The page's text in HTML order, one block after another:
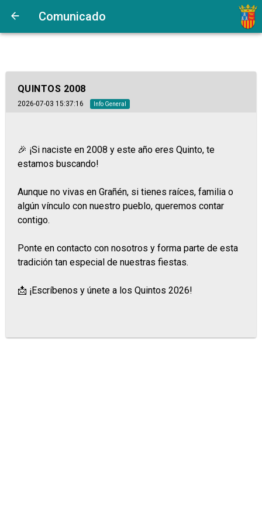
Comunicado
QUINTOS 2008
2026-07-03 15:37:16 Info General
🎉 ¡Si naciste en 2008 y este año eres Quinto, te
estamos buscando!
Aunque no vivas en Grañén, si tienes raíces, familia o
algún vínculo con nuestro pueblo, queremos contar
contigo.
Ponte en contacto con nosotros y forma parte de esta
tradición tan especial de nuestras fiestas.
📩 ¡Escríbenos y únete a los Quintos 2026!